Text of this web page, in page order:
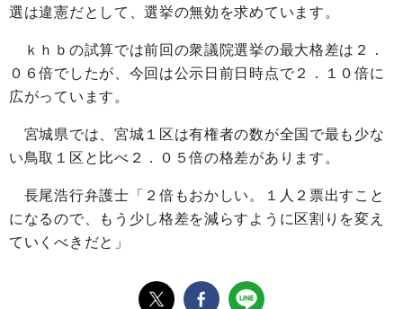
選は違憲だとして、選挙の無効を求めています。
ｋｈｂの試算では前回の衆議院選挙の最大格差は２．
０６倍でしたが、今回は公示日前日時点で２．１０倍に
広がっています。
宮城県では、宮城１区は有権者の数が全国で最も少な
い鳥取１区と比べ２．０５倍の格差があります。
長尾浩行弁護士「２倍もおかしい。１人２票出すこと
になるので、もう少し格差を減らすように区割りを変え
ていくべきだと」